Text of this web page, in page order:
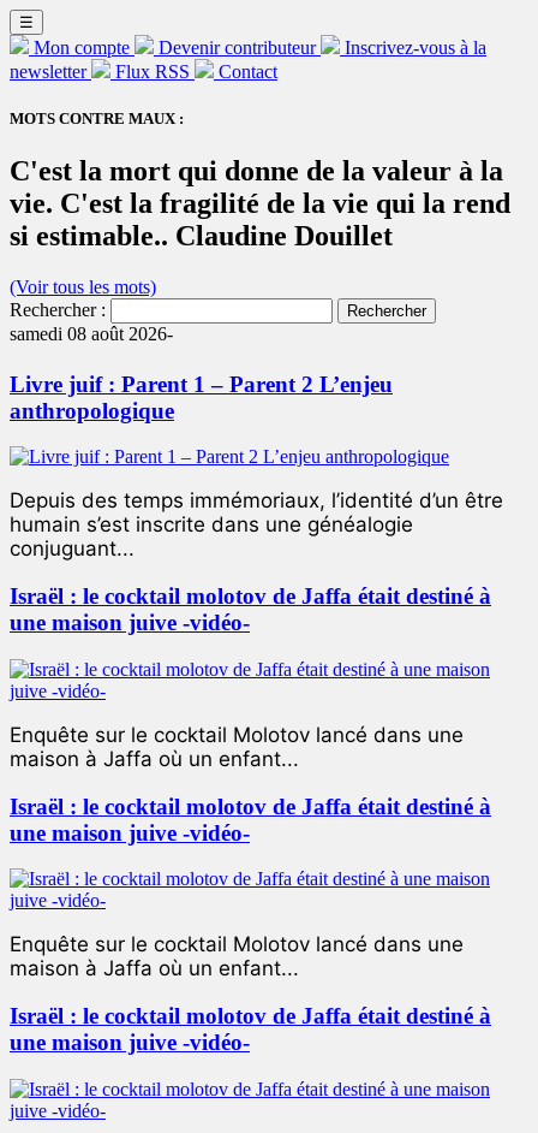
☰
Mon compte Devenir contributeur
Inscrivez-vous à la
newsletter
Flux RSS Contact
MOTS CONTRE MAUX :
C'est la mort qui donne de la valeur à la
vie. C'est la fragilité de la vie qui la rend
si estimable.. Claudine Douillet
(Voir tous les mots)
Rechercher :
samedi 08 août 2026-
Livre juif : Parent 1 – Parent 2 L’enjeu
anthropologique
Depuis des temps immémoriaux, l’identité d’un être
humain s’est inscrite dans une généalogie
conjuguant...
Israël : le cocktail molotov de Jaffa était destiné à
une maison juive -vidéo-
Enquête sur le cocktail Molotov lancé dans une
maison à Jaffa où un enfant...
Israël : le cocktail molotov de Jaffa était destiné à
une maison juive -vidéo-
Enquête sur le cocktail Molotov lancé dans une
maison à Jaffa où un enfant...
Israël : le cocktail molotov de Jaffa était destiné à
une maison juive -vidéo-